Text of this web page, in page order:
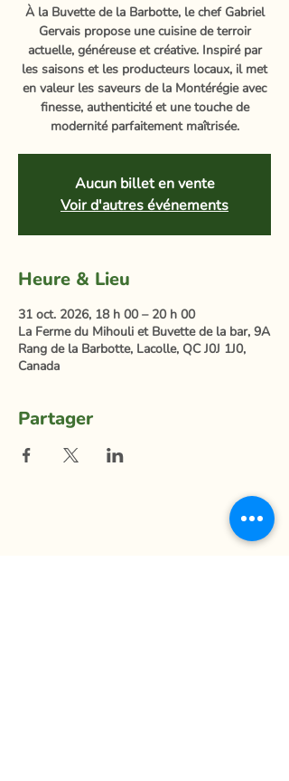
À la Buvette de la Barbotte, le chef Gabriel
Gervais propose une cuisine de terroir
actuelle, généreuse et créative. Inspiré par
les saisons et les producteurs locaux, il met
en valeur les saveurs de la Montérégie avec
finesse, authenticité et une touche de
modernité parfaitement maîtrisée.
Aucun billet en vente
Voir d'autres événements
Heure & Lieu
31 oct. 2026, 18 h 00 – 20 h 00
La Ferme du Mihouli et Buvette de la bar, 9A
Rang de la Barbotte, Lacolle, QC J0J 1J0,
Canada
Partager